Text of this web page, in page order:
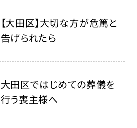
【大田区】大切な方が危篤と
告げられたら
大田区ではじめての葬儀を
行う喪主様へ